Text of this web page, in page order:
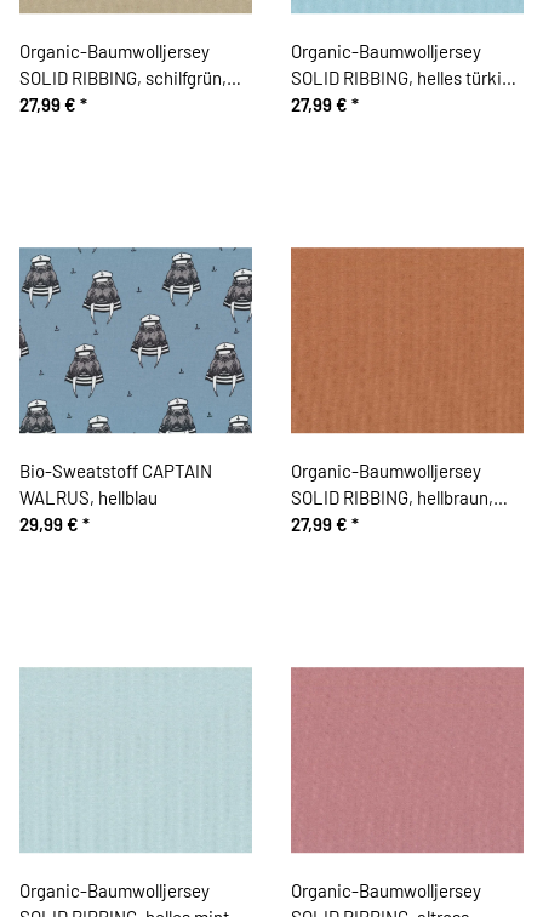
Organic-Baumwolljersey
SOLID RIBBING, schilfgrün,
Bloome Copenhagen
27,99 € *
Organic-Baumwolljersey
SOLID RIBBING, helles türkis,
Bloome Copenhagen
27,99 € *
Bio-Sweatstoff CAPTAIN
WALRUS, hellblau
29,99 € *
Organic-Baumwolljersey
SOLID RIBBING, hellbraun,
Bloome Copenhagen
27,99 € *
Organic-Baumwolljersey
Organic-Baumwolljersey